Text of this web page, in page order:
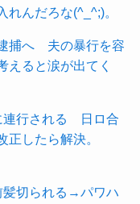
れんだろな(^_^;)。
捕へ 夫の暴行を容
ると涙が出てく
連行される 日ロ合
したら解決。
髪切られる→パワハ